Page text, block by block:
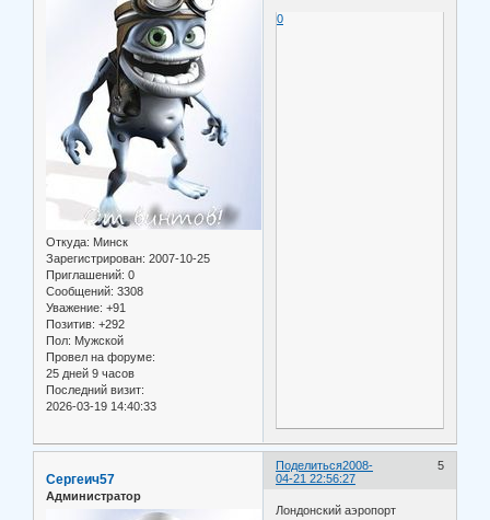
Откуда: Минск
Зарегистрирован: 2007-10-25
Приглашений: 0
Сообщений: 3308
Уважение: +91
Позитив: +292
Пол: Мужской
Провел на форуме:
25 дней 9 часов
Последний визит:
2026-03-19 14:40:33
0
Поделиться 5
2008-
04-21 22:56:27
Сергеич57
Администратор
Лондонский аэропорт